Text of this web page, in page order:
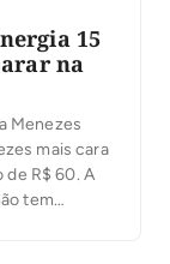
15
na
Menezes
mais cara
de R$ 60. A
tem